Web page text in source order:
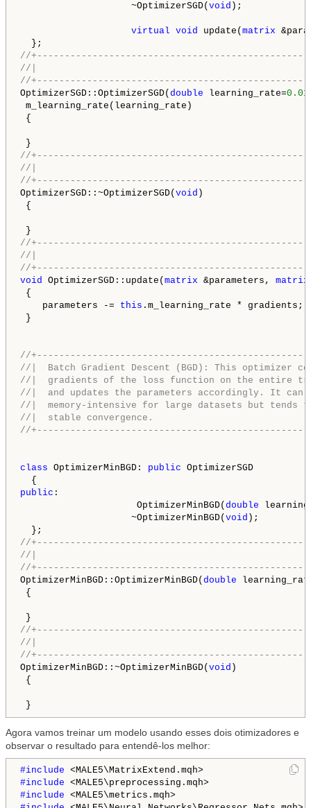
~OptimizerSGD( void );
virtual void update( matrix
//
//|
//
OptimizerSGD::OptimizerSGD( double learning_rate=0.01
m_learning_rate(learning_rate)
{
//
//|
//
OptimizerSGD::~OptimizerSGD( void )
{
//
//|
//
void OptimizerSGD::update( matrix &parameters, matrix
{
parameters -= this .m_learning_rate * gradients;
}
//
//|  Batch Gradient Descent (BGD): This optimizer
//|  gradients of the loss function on the entire
//|  and updates the parameters accordingly. It can
//|  memory-intensive for large datasets but tends
//|  stable convergence.
//
class OptimizerMinBGD: public OptimizerSGD
public :
OptimizerMinBGD( double
~OptimizerMinBGD( void );
//
//|
//
OptimizerMinBGD::OptimizerMinBGD( double
{
//
//|
//
OptimizerMinBGD::~OptimizerMinBGD( void )
{
Agora vamos treinar um modelo usando esses dois otimizadores e
observar o resultado para entendê-los melhor:
#include
#include
#include